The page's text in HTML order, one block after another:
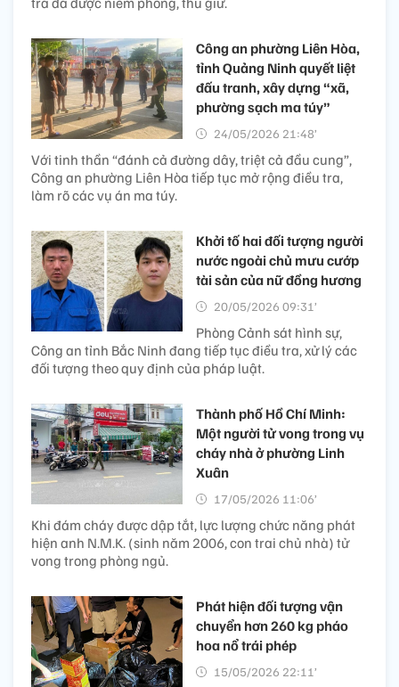
Công an phường Liên Hòa,
tỉnh Quảng Ninh quyết liệt
đấu tranh, xây dựng “xã,
phường sạch ma túy”
24/05/2026 21:48’
Với tinh thần “đánh cả đường dây, triệt cả đầu cung”,
Công an phường Liên Hòa tiếp tục mở rộng điều tra,
làm rõ các vụ án ma túy.
Khởi tố hai đối tượng người
nước ngoài chủ mưu cướp
tài sản của nữ đồng hương
20/05/2026 09:31’
Phòng Cảnh sát hình sự,
Công an tỉnh Bắc Ninh đang tiếp tục điều tra, xử lý các
đối tượng theo quy định của pháp luật.
Thành phố Hồ Chí Minh:
Một người tử vong trong vụ
cháy nhà ở phường Linh
Xuân
17/05/2026 11:06’
Khi đám cháy được dập tắt, lực lượng chức năng phát
hiện anh N.M.K. (sinh năm 2006, con trai chủ nhà) tử
vong trong phòng ngủ.
Phát hiện đối tượng vận
chuyển hơn 260 kg pháo
hoa nổ trái phép
15/05/2026 22:11’